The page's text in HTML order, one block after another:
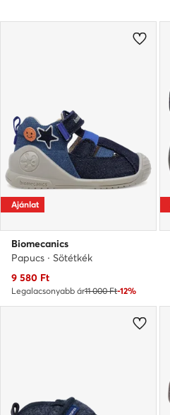
Ajánlat
Biomecanics
Papucs · Sötétkék
Aktuális ár
9 580 Ft
Legalacsonyabb ár11 000 Ft-12%